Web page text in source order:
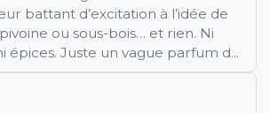
battant d’excitation à l’idée de
ou sous-bois… et rien. Ni
épices. Juste un vague parfum d...